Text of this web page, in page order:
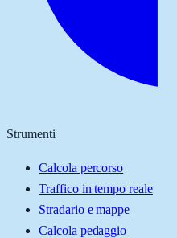
Strumenti
Calcola percorso
Traffico in tempo reale
Stradario e mappe
Calcola pedaggio